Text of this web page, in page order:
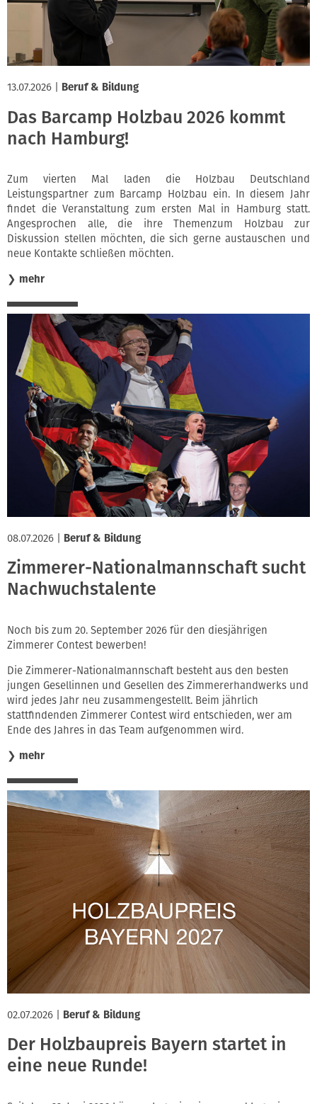
13.07.2026 Beruf & Bildung
Das Barcamp Holzbau 2026 kommt
nach Hamburg!
Zum vierten Mal laden die Holzbau Deutschland
Leistungspartner zum Barcamp Holzbau ein. In diesem Jahr
findet die Veranstaltung zum ersten Mal in Hamburg statt.
Angesprochen alle, die ihre Themenzum Holzbau zur
Diskussion stellen möchten, die sich gerne austauschen und
neue Kontakte schließen möchten.
❯ mehr
08.07.2026 Beruf & Bildung
Zimmerer-Nationalmannschaft sucht
Nachwuchstalente
Noch bis zum 20. September 2026 für den diesjährigen
Zimmerer Contest bewerben!
Die Zimmerer-Nationalmannschaft besteht aus den besten
jungen Gesellinnen und Gesellen des Zimmererhandwerks und
wird jedes Jahr neu zusammengestellt. Beim jährlich
stattfindenden Zimmerer Contest wird entschieden, wer am
Ende des Jahres in das Team aufgenommen wird.
❯ mehr
02.07.2026 Beruf & Bildung
Der Holzbaupreis Bayern startet in
eine neue Runde!